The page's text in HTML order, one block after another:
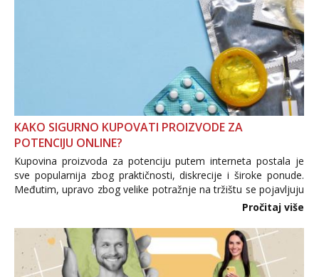
KAKO SIGURNO KUPOVATI PROIZVODE ZA
POTENCIJU ONLINE?
Kupovina proizvoda za potenciju putem interneta postala je
sve popularnija zbog praktičnosti, diskrecije i široke ponude.
Međutim, upravo zbog velike potražnje na tržištu se pojavljuju
i brojni krivotvoreni proizvodi, nepouzdane internetske
Pročitaj više